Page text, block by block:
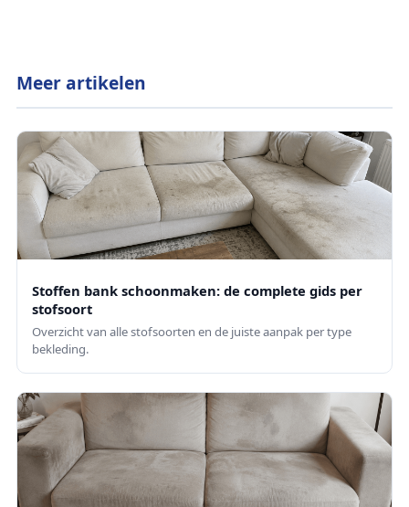
Meer artikelen
Stoffen bank schoonmaken: de complete gids per
stofsoort
Overzicht van alle stofsoorten en de juiste aanpak per type
bekleding.